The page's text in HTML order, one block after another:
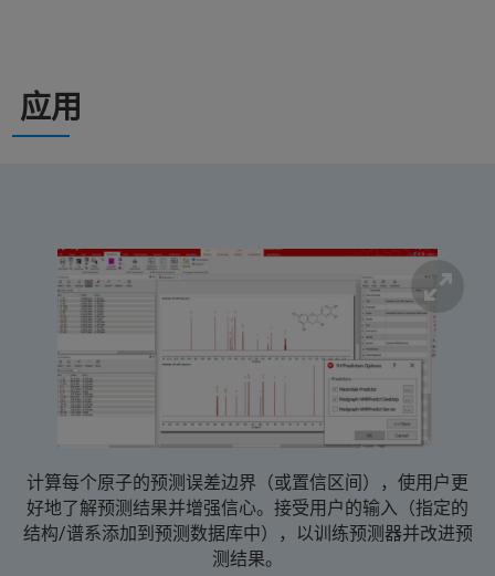
应用
计算每个原子的预测误差边界（或置信区间），使用户更
好地了解预测结果并增强信心。接受用户的输入（指定的
结构/谱系添加到预测数据库中），以训练预测器并改进预
测结果。